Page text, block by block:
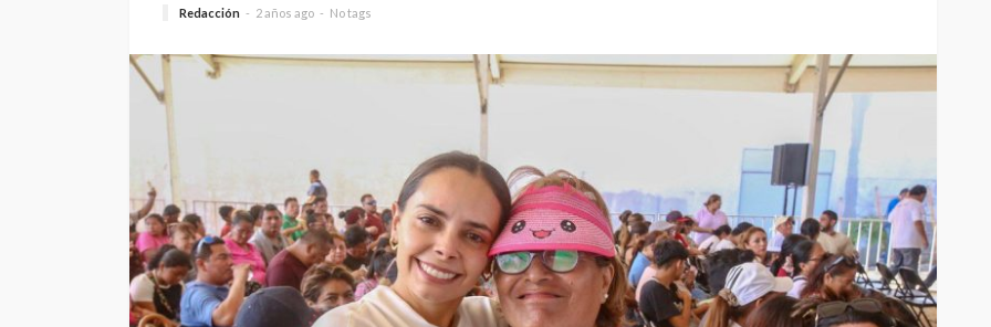
Redacción 2 años ago No tags
Promueven la lactancia
materna con orientación y
apoyo a madres
Redacción 22 horas ago 36
DESTACADAS
Quintana Roo supera las 140
mil habitaciones de hotel
Redacción 22 horas ago